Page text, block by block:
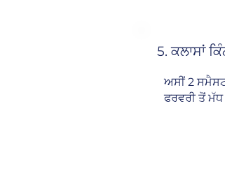
5. ਕਲਾਸਾਂ
ਅਸੀਂ 2
ਫਰਵਰੀ ਤੋਂ